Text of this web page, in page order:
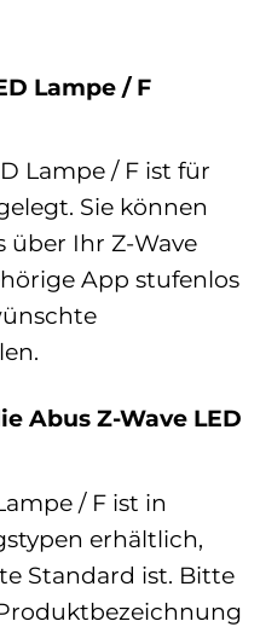
Lampe / F
Lampe / F ist für
Sie können
über Ihr Z-Wave
App stufenlos
Abus Z-Wave LED
/ F ist in
erhältlich,
Standard ist. Bitte